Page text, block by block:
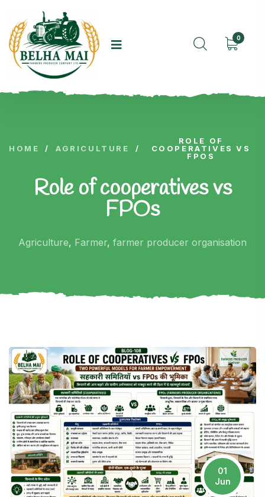
0
HOME / AGRICULTURE /
ROLE OF
COOPERATIVES VS
FPOS
Role of cooperatives vs
FPOs
Agriculture, Farmer, farmer producer organisation
01
Jun